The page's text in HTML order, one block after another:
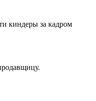
киндеры за кадром